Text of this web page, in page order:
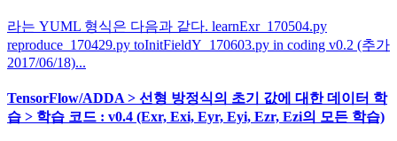
라는 YUML 형식은 다음과 같다. learnExr_170504.py
reproduce_170429.py toInitFieldY_170603.py in coding v0.2 (추가
2017/06/18)...
TensorFlow/ADDA > 선형 방정식의 초기 값에 대한 데이터 학
습 > 학습 코드 : v0.4 (Exr, Exi, Eyr, Eyi, Ezr, Ezi의 모든 학습)